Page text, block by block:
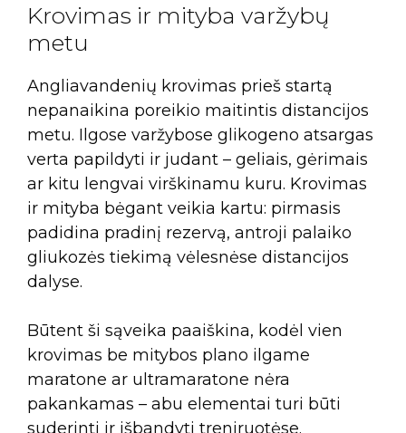
Krovimas ir mityba varžybų
metu
Angliavandenių krovimas prieš startą
nepanaikina poreikio maitintis distancijos
metu. Ilgose varžybose glikogeno atsargas
verta papildyti ir judant – geliais, gėrimais
ar kitu lengvai virškinamu kuru. Krovimas
ir mityba bėgant veikia kartu: pirmasis
padidina pradinį rezervą, antroji palaiko
gliukozės tiekimą vėlesnėse distancijos
dalyse.
Būtent ši sąveika paaiškina, kodėl vien
krovimas be mitybos plano ilgame
maratone ar ultramaratone nėra
pakankamas – abu elementai turi būti
suderinti ir išbandyti treniruotėse.